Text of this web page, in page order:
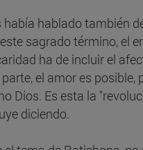
hablado también
sagrado término, el
ha de incluir el
el amor es posible,
Dios. Es esta la
diciendo.